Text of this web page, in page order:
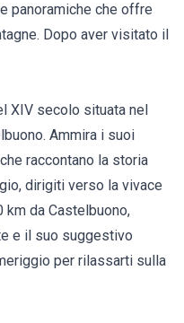
panoramiche che offre
Dopo aver visitato il
XIV secolo situata nel
Ammira i suoi
raccontano la storia
dirigiti verso la vivace
km da Castelbuono,
e il suo suggestivo
per rilassarti sulla